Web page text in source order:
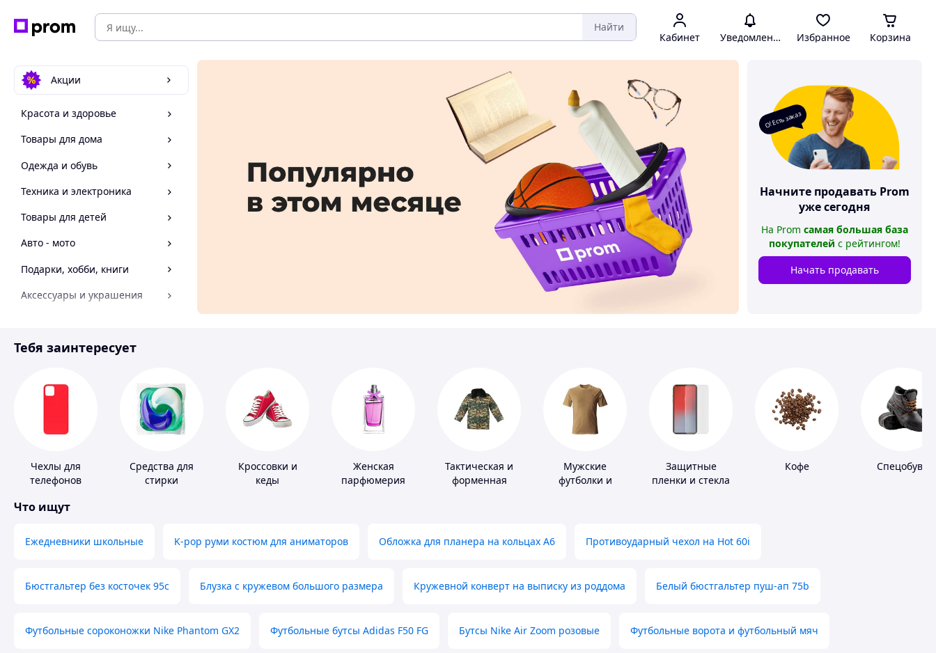
Найти
Кабинет Уведомления Избранное Корзина
Акции
Красота и здоровье
Товары для дома
Одежда и обувь
Техника и электроника
Товары для детей
Авто - мото
Подарки, хобби, книги
Аксессуары и украшения
Спорт и отдых
О! Есть заказ
Начните продавать Prom
уже сегодня
На Prom самая большая база
покупателей с рейтингом!
Начать продавать
Тебя заинтересует
Чехлы для
телефонов
Средства для
стирки
Кроссовки и
кеды
Женская
парфюмерия
Тактическая и
форменная
Мужские
футболки и
Защитные
пленки и стекла
Кофе Спецобувь
Что ищут
Ежедневники школьные K-pop руми костюм для аниматоров Обложка для планера на кольцах А6 Противоударный чехол на Hot 60i
Бюстгальтер без косточек 95с Блузка с кружевом большого размера Кружевной конверт на выписку из роддома Белый бюстгальтер пуш-ап 75b
Футбольные сороконожки Nike Phantom GX2 Футбольные бутсы Adidas F50 FG Бутсы Nike Air Zoom розовые Футбольные ворота и футбольный мяч